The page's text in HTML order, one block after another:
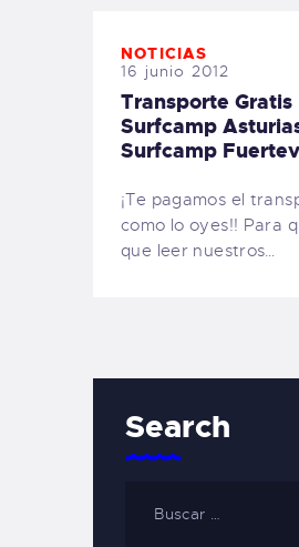
NOTICIAS
16 junio 2012
Transporte Gratis
Surfcamp
Surfcamp
¡Te pagamos el
como lo oyes!! Para
que leer nuestros…
Search